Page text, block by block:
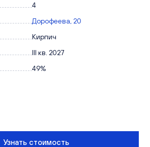
4
Дорофеева, 20
Кирпич
III кв. 2027
49%
Узнать стоимость